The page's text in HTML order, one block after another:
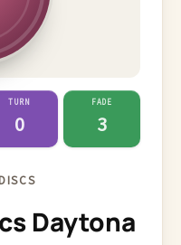
TURN
0
FADE
3
Daytona